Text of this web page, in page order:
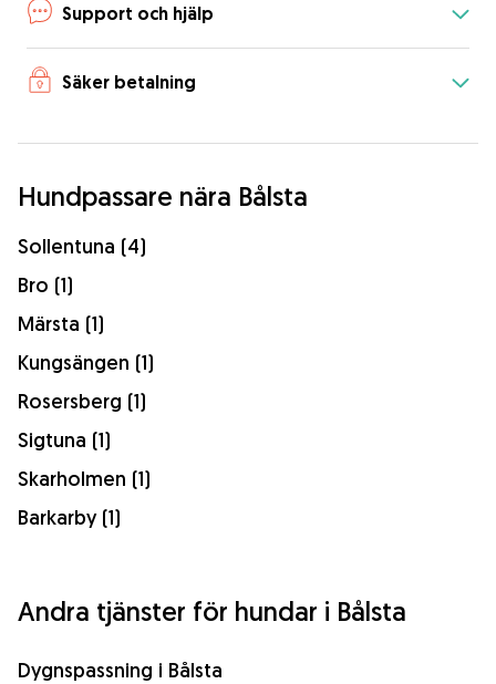
Support och hjälp
Säker betalning
Hundpassare nära Bålsta
Sollentuna (4)
Bro (1)
Märsta (1)
Kungsängen (1)
Rosersberg (1)
Sigtuna (1)
Skarholmen (1)
Barkarby (1)
Andra tjänster för hundar i Bålsta
Dygnspassning i Bålsta